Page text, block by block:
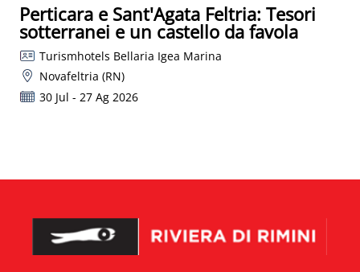
Perticara e Sant'Agata Feltria: Tesori
sotterranei e un castello da favola
Turismhotels Bellaria Igea Marina
Novafeltria (RN)
30 Jul - 27 Ag 2026